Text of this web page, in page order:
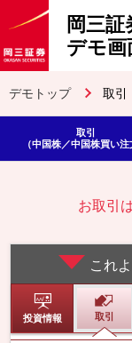
岡三
デモ画
デモトップ 取引
取引
（中国株／中国株買い注
お取引
これ
投資情報 取引